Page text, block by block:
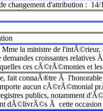
changement d'attribution : 14/
Mme la ministre de
croissantes
ces cÃ©rÃ©monies et
fait connaÃ®tre Ã
aucun cÃ©rÃ©monial
publics, notamment
dÃ©livrÃ©s Ã cette